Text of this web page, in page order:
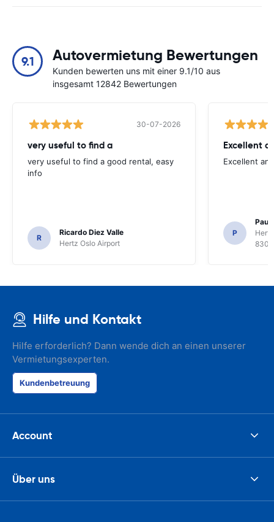
9.1 Autovermietung Bewertungen
Kunden bewerten uns mit einer 9.1/10 aus
insgesamt 12842 Bewertungen
30-07-2026
very useful to find a
very useful to find a good rental, easy
info
R
Ricardo Diez Valle
Hertz Oslo Airport
Excellent
Excellent
P
Paul
8300
Hilfe und Kontakt
Hilfe erforderlich? Dann wende dich an einen unserer
Vermietungsexperten.
Kundenbetreuung
Account
Über uns